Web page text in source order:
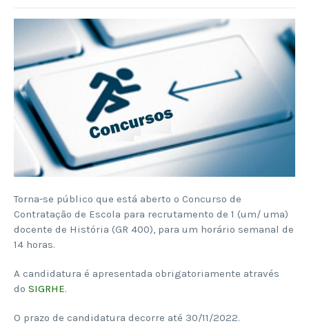
Torna-se público que está aberto o Concurso de
Contratação de Escola para recrutamento de 1 (um/ uma)
docente de História (GR 400), para um horário semanal de
14 horas.
A candidatura é apresentada obrigatoriamente através
do SIGRHE.
O prazo de candidatura decorre até 30/11/2022.